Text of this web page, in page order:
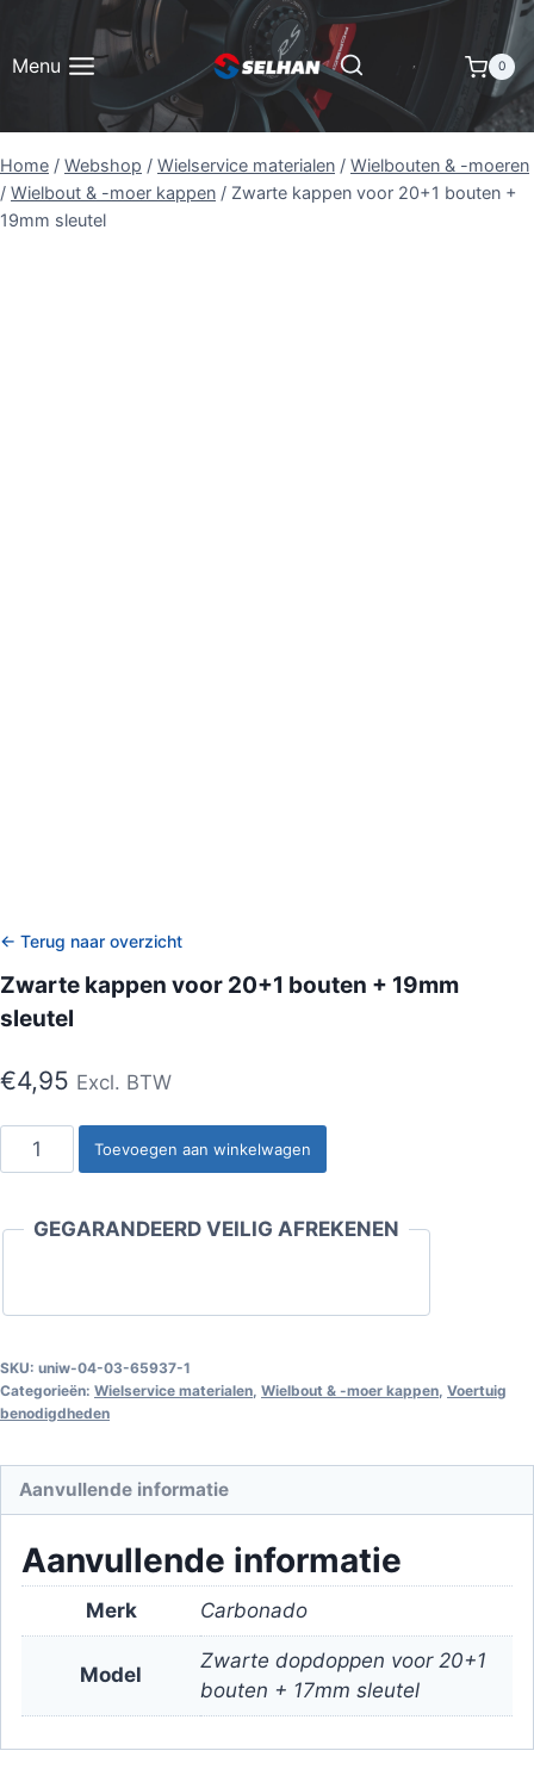
inhoud
Menu 0
Home / Webshop / Wielservice materialen / Wielbouten & -moeren
/ Wielbout & -moer kappen / Zwarte kappen voor 20+1 bouten +
19mm sleutel
← Terug naar overzicht
Zwarte kappen voor 20+1 bouten + 19mm
sleutel
€4,95 Excl. BTW
Zwarte
kappen
20+1
sleutel
aantal
Toevoegen aan winkelwagen
GEGARANDEERD VEILIG AFREKENEN
SKU: uniw-04-03-65937-1
Categorieën: Wielservice materialen, Wielbout & -moer kappen, Voertuig
benodigdheden
Aanvullende informatie
Aanvullende informatie
Merk Carbonado
Model
Zwarte dopdoppen voor 20+1
bouten + 17mm sleutel